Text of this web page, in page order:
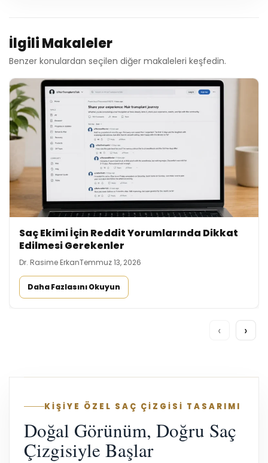
İlgili Makaleler
Benzer konulardan seçilen diğer makaleleri keşfedin.
Saç Ekimi İçin Reddit Yorumlarında Dikkat
Edilmesi Gerekenler
Dr. Rasime ErkanTemmuz 13, 2026
Daha Fazlasını Okuyun
‹ ›
KİŞİYE ÖZEL SAÇ ÇİZGİSİ TASARIMI
Doğal Görünüm, Doğru Saç
Çizgisiyle Başlar